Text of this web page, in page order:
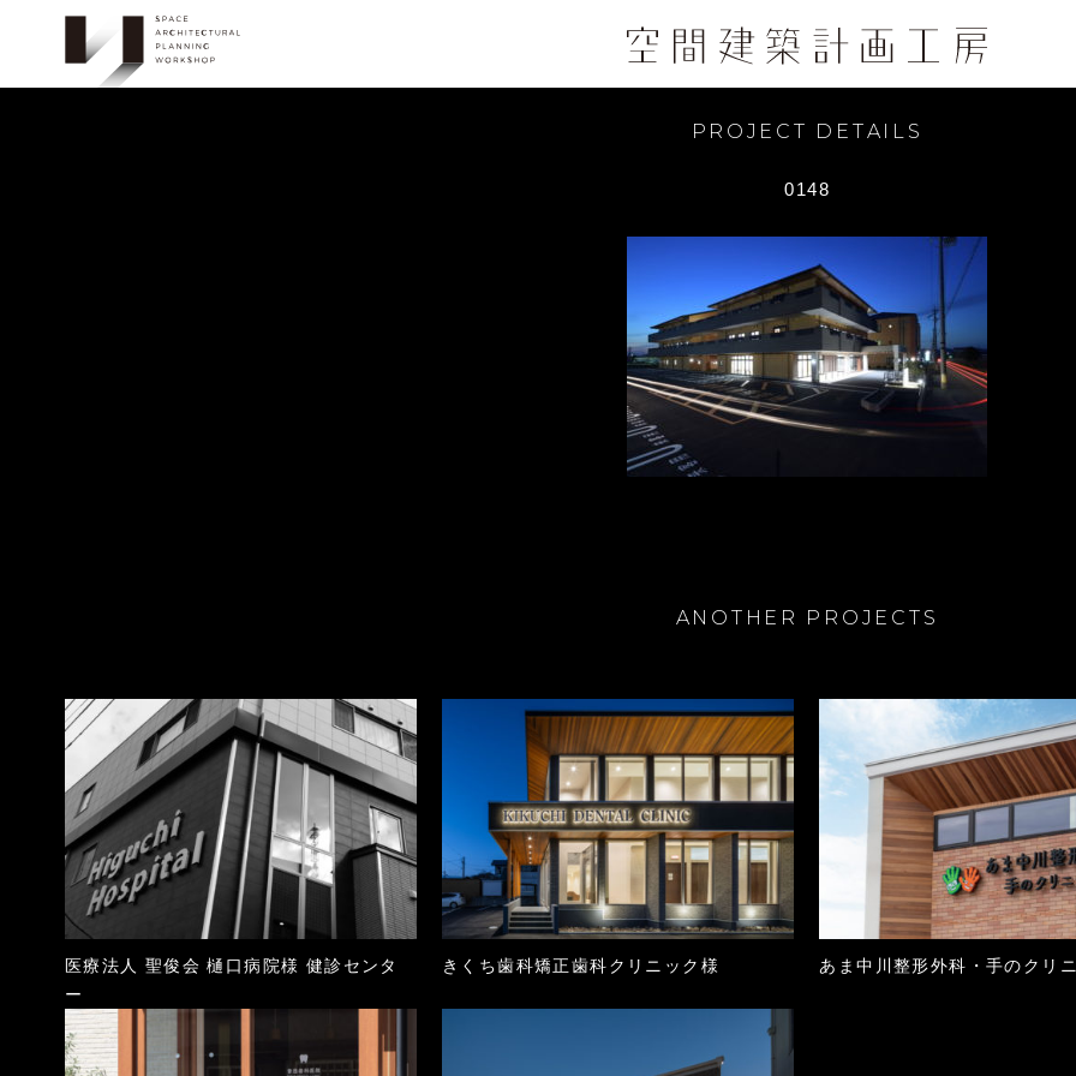
PROJECT DETAILS
0148
ANOTHER PROJECTS
医療法人 聖俊会 樋口病院様 健診センタ
ー
きくち歯科矯正歯科クリニック様 あま中川整形外科・手のクリ